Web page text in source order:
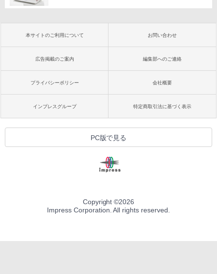
本サイトのご利用について お問い合わせ
広告掲載のご案内 編集部へのご連絡
プライバシーポリシー 会社概要
インプレスグループ 特定商取引法に基づく表示
PC版で見る
Copyright ©2026
Impress Corporation. All rights reserved.